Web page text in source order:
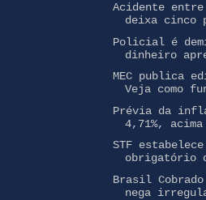
Acidente
deixa cinco
Policial é
dinheiro
MEC publica
Veja como
Prévia da
4,71%,
STF
obrigatório
Brasil
nega